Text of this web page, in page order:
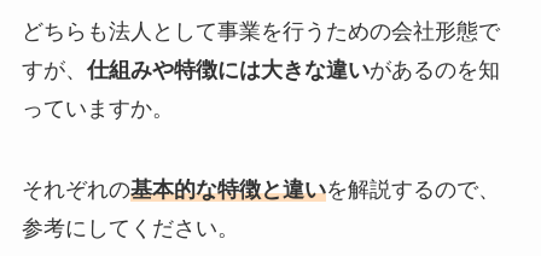
どちらも法人として事業を行うための会社形態で
すが、 仕組みや特徴には大きな違いがあるのを知
っていますか。
それぞれの基本的な特徴と違いを解説するので、
参考にしてください。